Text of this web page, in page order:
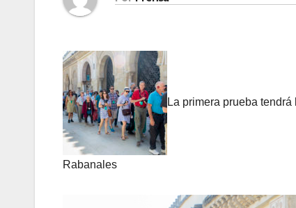
La primera prueba
Rabanales